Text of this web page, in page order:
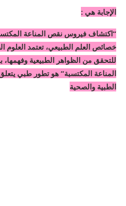
الإجابة هي :
“اكتشاف فيروس نقص المناعة
خصائص العلم الطبيعي، تعتمد العلوم
للتحقق من الظواهر الطبيعية
المناعة المكتسبة” هو تطور طبي
الطبية والصحية